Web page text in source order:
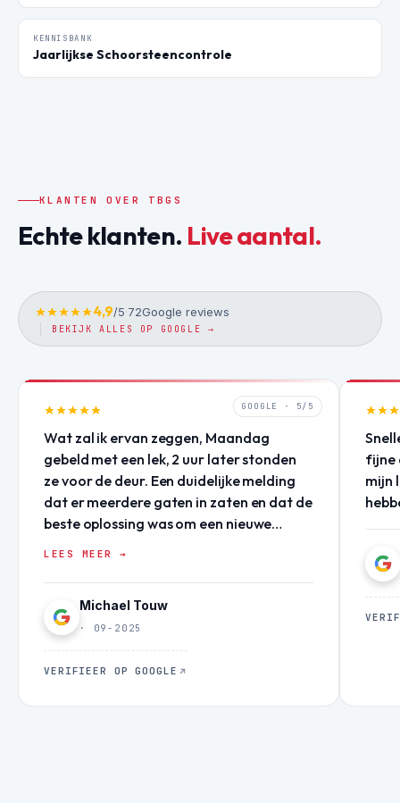
KENNISBANK
Jaarlijkse Schoorsteencontrole
KLANTEN OVER TBGS
Echte klanten. Live aantal.
4,9/5·72Google reviews
BEKIJK ALLES OP GOOGLE →
GOOGLE · 5/5
Wat zal ik ervan zeggen, Maandag
gebeld met een lek, 2 uur later stonden
ze voor de deur. Een duidelijke melding
dat er meerdere gaten in zaten en dat de
beste oplossing was om een nieuwe
Duidelijke offerte geleverd met goede
onderbouwing! Woensdag stonden ze
weer voor de deur om de hele goot
opnieuw te coaten. Goed advies
gekregen over eventuele toekomstige
LEES MEER →
Michael Touw
· 09-2025
VERIFIEER OP GOOGLE
fijne
mijn